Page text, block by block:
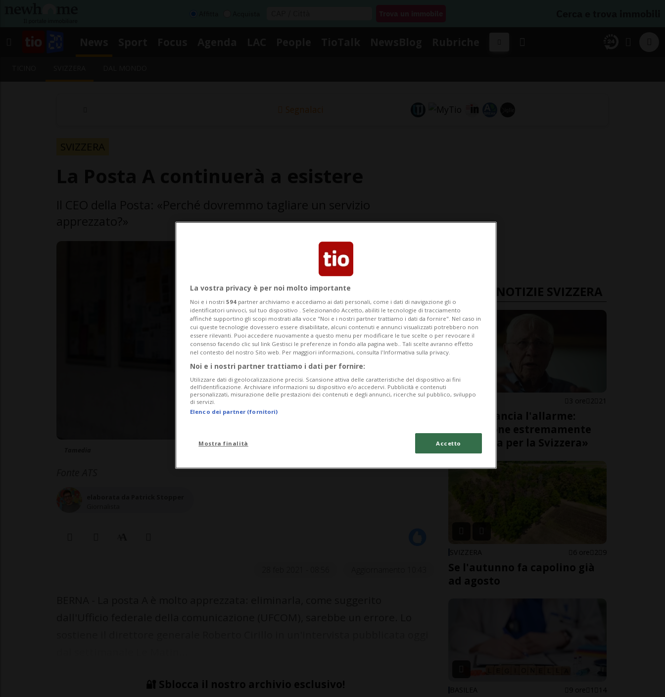
Segnalaci
SVIZZERA
🔐 Sblocca il nostro archivio esclusivo!
ULTIME NOTIZIE SVIZZERA
SVIZZERA 3 ore 2 21
Blocher lancia l'allarme:
«Situazione estremamente
pericolosa per la Svizzera»
SVIZZERA 6 ore 2 9
Se l'autunno fa capolino già
ad agosto
BASILEA 9 ore 1 14
La vostra privacy è per noi molto importante
Noi e i nostri 594 partner archiviamo e accediamo ai dati personali, come i dati di navigazione gli o
identificatori univoci, sul tuo dispositivo . Selezionando Accetto, abiliti le tecnologie di tracciamento
affinché supportino gli scopi mostrati alla voce "Noi e i nostri partner trattiamo i dati da fornire". Nel caso in
cui queste tecnologie dovessero essere disabilitate, alcuni contenuti e annunci visualizzati potrebbero non
essere rilevanti. Puoi accedere nuovamente a questo menu per modificare le tue scelte o per revocare il
consenso facendo clic sul link Gestisci le preferenze in fondo alla pagina web.. Tali scelte avranno effetto
nel contesto del nostro Sito web. Per maggiori informazioni, consulta l'Informativa sulla privacy.
Noi e i nostri partner trattiamo i dati per fornire:
Utilizzare dati di geolocalizzazione precisi. Scansione attiva delle caratteristiche del dispositivo ai fini
dell’identificazione. Archiviare informazioni su dispositivo e/o accedervi. Pubblicità e contenuti
personalizzati, misurazione delle prestazioni dei contenuti e degli annunci, ricerche sul pubblico, sviluppo
di servizi.
Elenco dei partner (fornitori)
Mostra finalità Accetto